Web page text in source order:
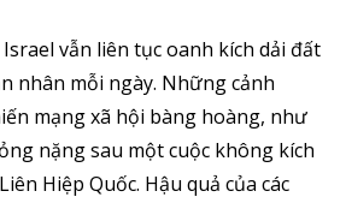
vẫn liên tục oanh kích dải đất
nhân mỗi ngày. Những cảnh
mạng xã hội bàng hoàng, như
nặng sau một cuộc không kích
Hiệp Quốc. Hậu quả của các